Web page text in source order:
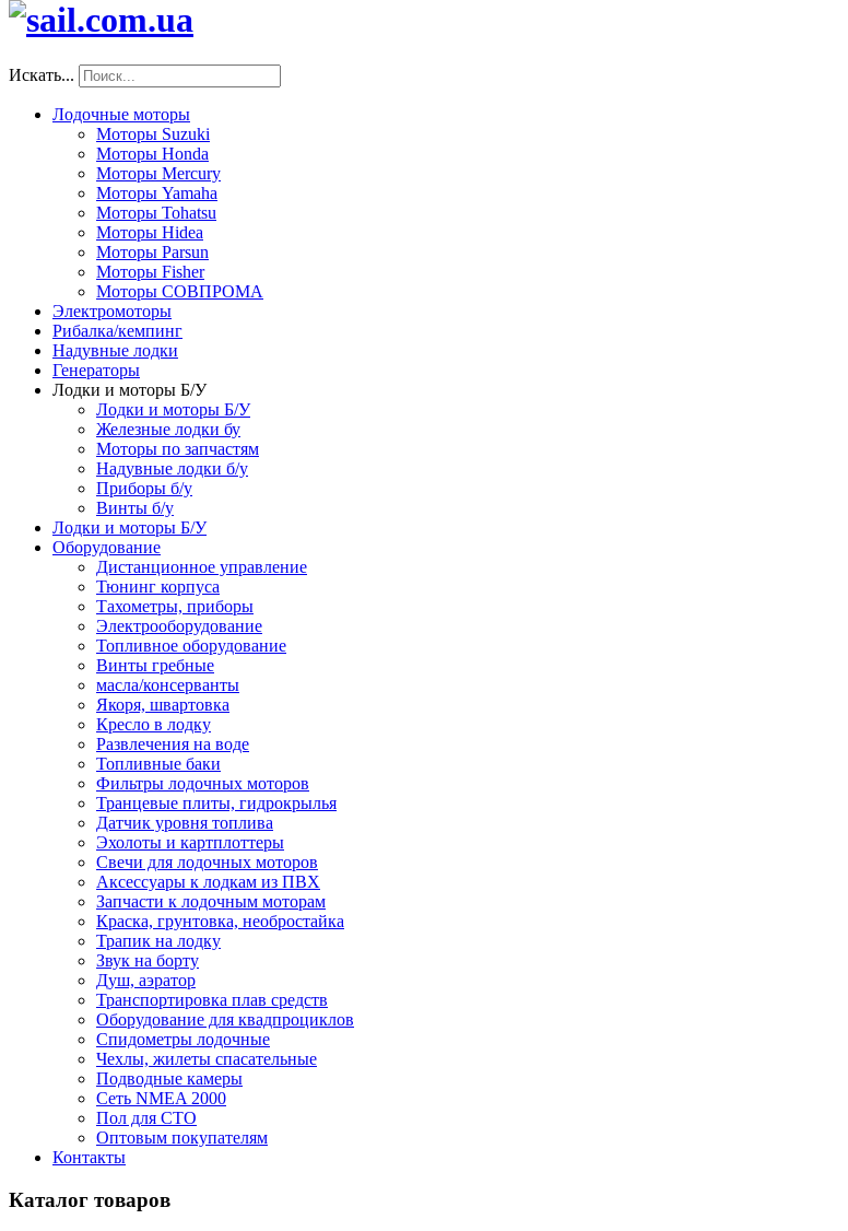
Искать...
Лодочные моторы
Моторы Suzuki
Моторы Honda
Моторы Mercury
Моторы Yamaha
Моторы Tohatsu
Моторы Hidea
Моторы Parsun
Моторы Fisher
Моторы СОВПРОМА
Электромоторы
Рибалка/кемпинг
Надувные лодки
Генераторы
Лодки и моторы Б/У
Лодки и моторы Б/У
Железные лодки бу
Моторы по запчастям
Надувные лодки б/у
Приборы б/у
Винты б/у
Лодки и моторы Б/У
Оборудование
Дистанционное управление
Тюнинг корпуса
Тахометры, приборы
Электрооборудование
Топливное оборудование
Винты гребные
масла/консерванты
Якоря, швартовка
Кресло в лодку
Развлечения на воде
Топливные баки
Фильтры лодочных моторов
Транцевые плиты, гидрокрылья
Датчик уровня топлива
Эхолоты и картплоттеры
Cвечи для лодочных моторов
Аксессуары к лодкам из ПВХ
Запчасти к лодочным моторам
Краска, грунтовка, необростайка
Трапик на лодку
Звук на борту
Душ, аэратор
Транспортировка плав средств
Оборудование для квадпроциклов
Спидометры лодочные
Чехлы, жилеты спасательные
Подводные камеры
Сеть NMEA 2000
Пол для СТО
Оптовым покупателям
Контакты
Каталог товаров